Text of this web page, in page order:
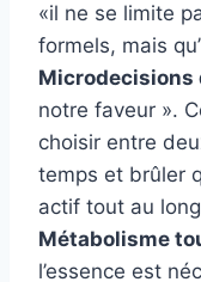
«il ne se limite
formels, mais
Microdecisions
notre faveur ».
choisir entre
temps et brûler
actif tout au
Métabolisme
l’essence est